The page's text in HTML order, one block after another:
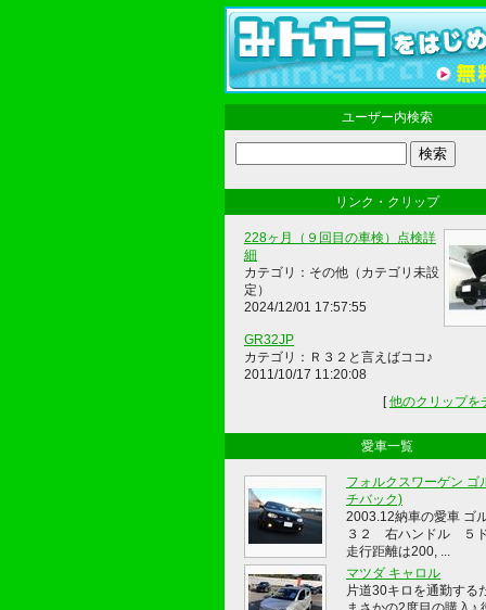
ユーザー内検索
リンク・クリップ
228ヶ月（９回目の車検）点検詳
細
カテゴリ：その他（カテゴリ未設
定）
2024/12/01 17:57:55
GR32JP
カテゴリ：Ｒ３２と言えばココ♪
2011/10/17 11:20:08
[他のクリップを
愛車一覧
フォルクスワーゲン ゴ
チバック)
2003.12納車の愛車 ゴ
３２ 右ハンドル ５ド
走行距離は200, ...
マツダ キャロル
片道30キロを通勤する